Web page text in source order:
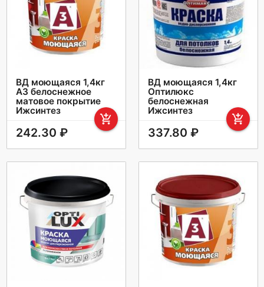
ВД моющаяся 1,4кг
А3 белоснежное
матовое покрытие
Ижсинтез
add_shopping_cart
242.30 ₽
ВД моющаяся 1,4кг
Оптилюкс
белоснежная
Ижсинтез
add_shopping_cart
337.80 ₽